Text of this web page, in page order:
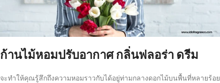
ก้านไม้หอมปรับอากาศ กลิ่นฟลอร่า ดรีม
จะทำให้คุณรู้สึกถึงความหอมราวกับได้อยู่ท่ามกลางดอกไม้บนพื้นที่หลายร้อย